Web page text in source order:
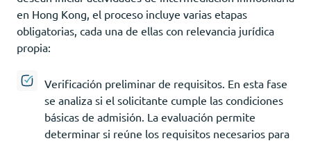
en Hong Kong, el proceso incluye varias etapas
obligatorias, cada una de ellas con relevancia jurídica
propia:
Verificación preliminar de requisitos. En esta fase
se analiza si el solicitante cumple las condiciones
básicas de admisión. La evaluación permite
determinar si reúne los requisitos necesarios para